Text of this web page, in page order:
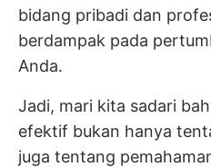
bidang pribadi dan
berdampak pada
Anda.
Jadi, mari kita sadari
efektif bukan hanya
juga tentang